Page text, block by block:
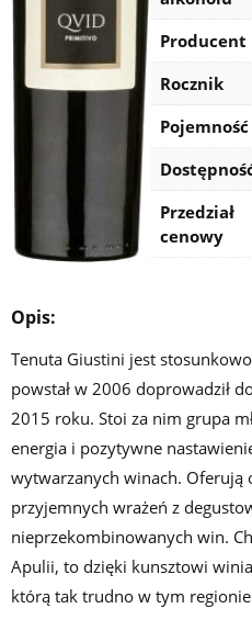
Producent
Rocznik
Pojemność
Przedział
cenowy
Opis:
Tenuta Giustini jest
powstał w 2006 doprowadził
2015 roku. Stoi za nim grupa
energia i pozytywne
wytwarzanych winach. Oferują
przyjemnych wrażeń z
nieprzekombinowanych win.
Apulii, to dzięki kunsztowi
którą tak trudno w tym